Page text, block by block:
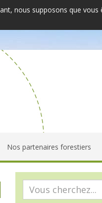
nous supposons que
Nos partenaires forestiers